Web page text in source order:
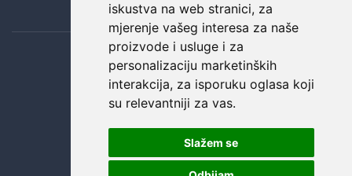
iskustva na web stranici, za
mjerenje vašeg interesa za naše
proizvode i usluge i za
personalizaciju marketinških
interakcija, za isporuku oglasa koji
su relevantniji za vas.
Slažem se